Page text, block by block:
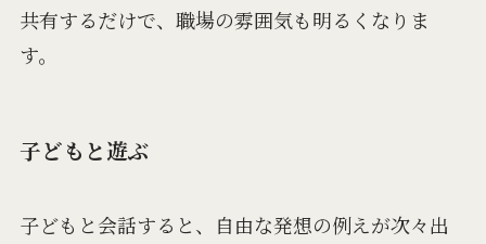
共有するだけで、職場の雰囲気も明るくなりま
す。
子どもと遊ぶ
子どもと会話すると、自由な発想の例えが次々出